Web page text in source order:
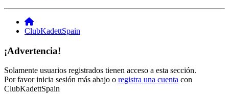
ClubKadettSpain
¡Advertencia!
Solamente usuarios registrados tienen acceso a esta sección.
Por favor inicia sesión más abajo o registra una cuenta con
ClubKadettSpain